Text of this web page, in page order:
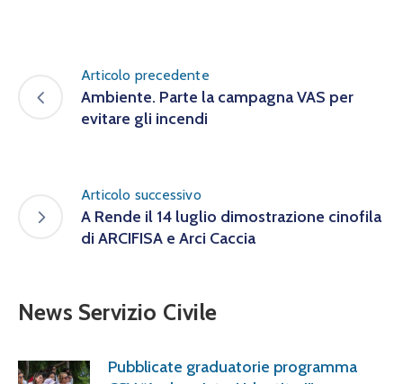
Articolo precedente
Ambiente. Parte la campagna VAS per
evitare gli incendi
Articolo successivo
A Rende il 14 luglio dimostrazione cinofila
di ARCIFISA e Arci Caccia
News Servizio Civile
Pubblicate graduatorie programma